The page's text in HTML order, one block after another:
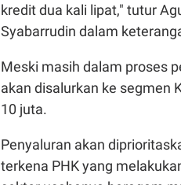
kredit dua kali lipat," tutur
Syabarrudin dalam
Meski masih dalam proses
akan disalurkan ke segmen
10 juta.
Penyaluran akan
terkena PHK yang